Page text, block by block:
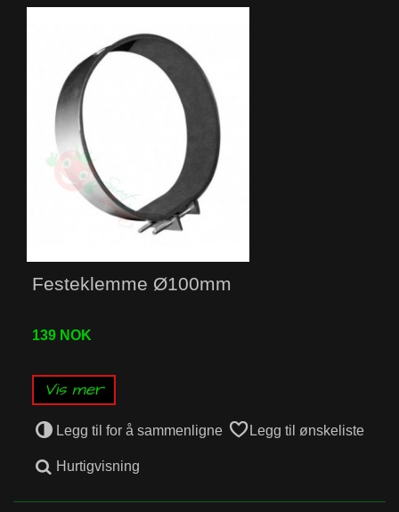
Festeklemme Ø100mm
139 NOK
Vis mer
Legg til for å sammenligne Legg til ønskeliste
Hurtigvisning